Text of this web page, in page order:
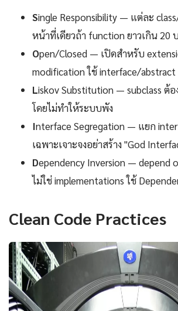
Single Responsibility — แต่ละ
หน้าที่เดียวถ้า function ยาวเกิน 20
Open/Closed — เปิดสำหรับ
modification ใช้ interface/abstract
Liskov Substitution — subclass ต้
โดยไม่ทำให้ระบบพัง
Interface Segregation — แยก
เฉพาะเจาะจงอย่าสร้าง "God
Dependency Inversion — depend
ไม่ใช่ implementations ใช้
Clean Code Practices